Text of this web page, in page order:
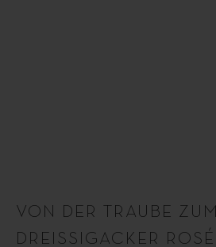
VON DER TRAUBE ZUM
DREISSIGACKER ROSÉ